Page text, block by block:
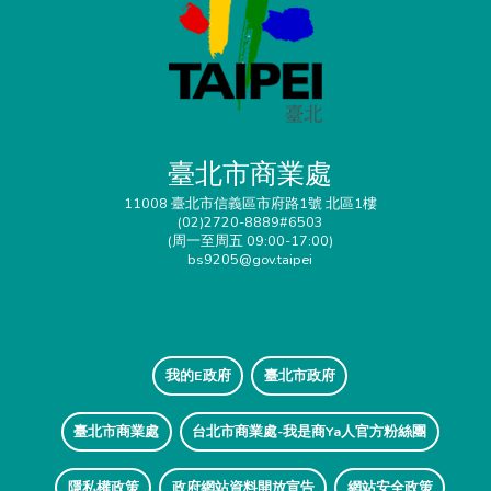
臺北市商業處
11008 臺北市信義區市府路1號 北區1樓
(02)2720-8889#6503
(周一至周五 09:00-17:00)
bs9205@gov.taipei
我的E政府 臺北市政府
臺北市商業處 台北市商業處-我是商Ya人官方粉絲團